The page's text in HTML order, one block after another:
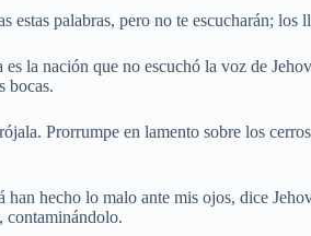
estas palabras, pero no te escucharán; los
es la nación que no escuchó la voz de
bocas.
Prorrumpe en lamento sobre los
han hecho lo malo ante mis ojos, dice
contaminándolo.